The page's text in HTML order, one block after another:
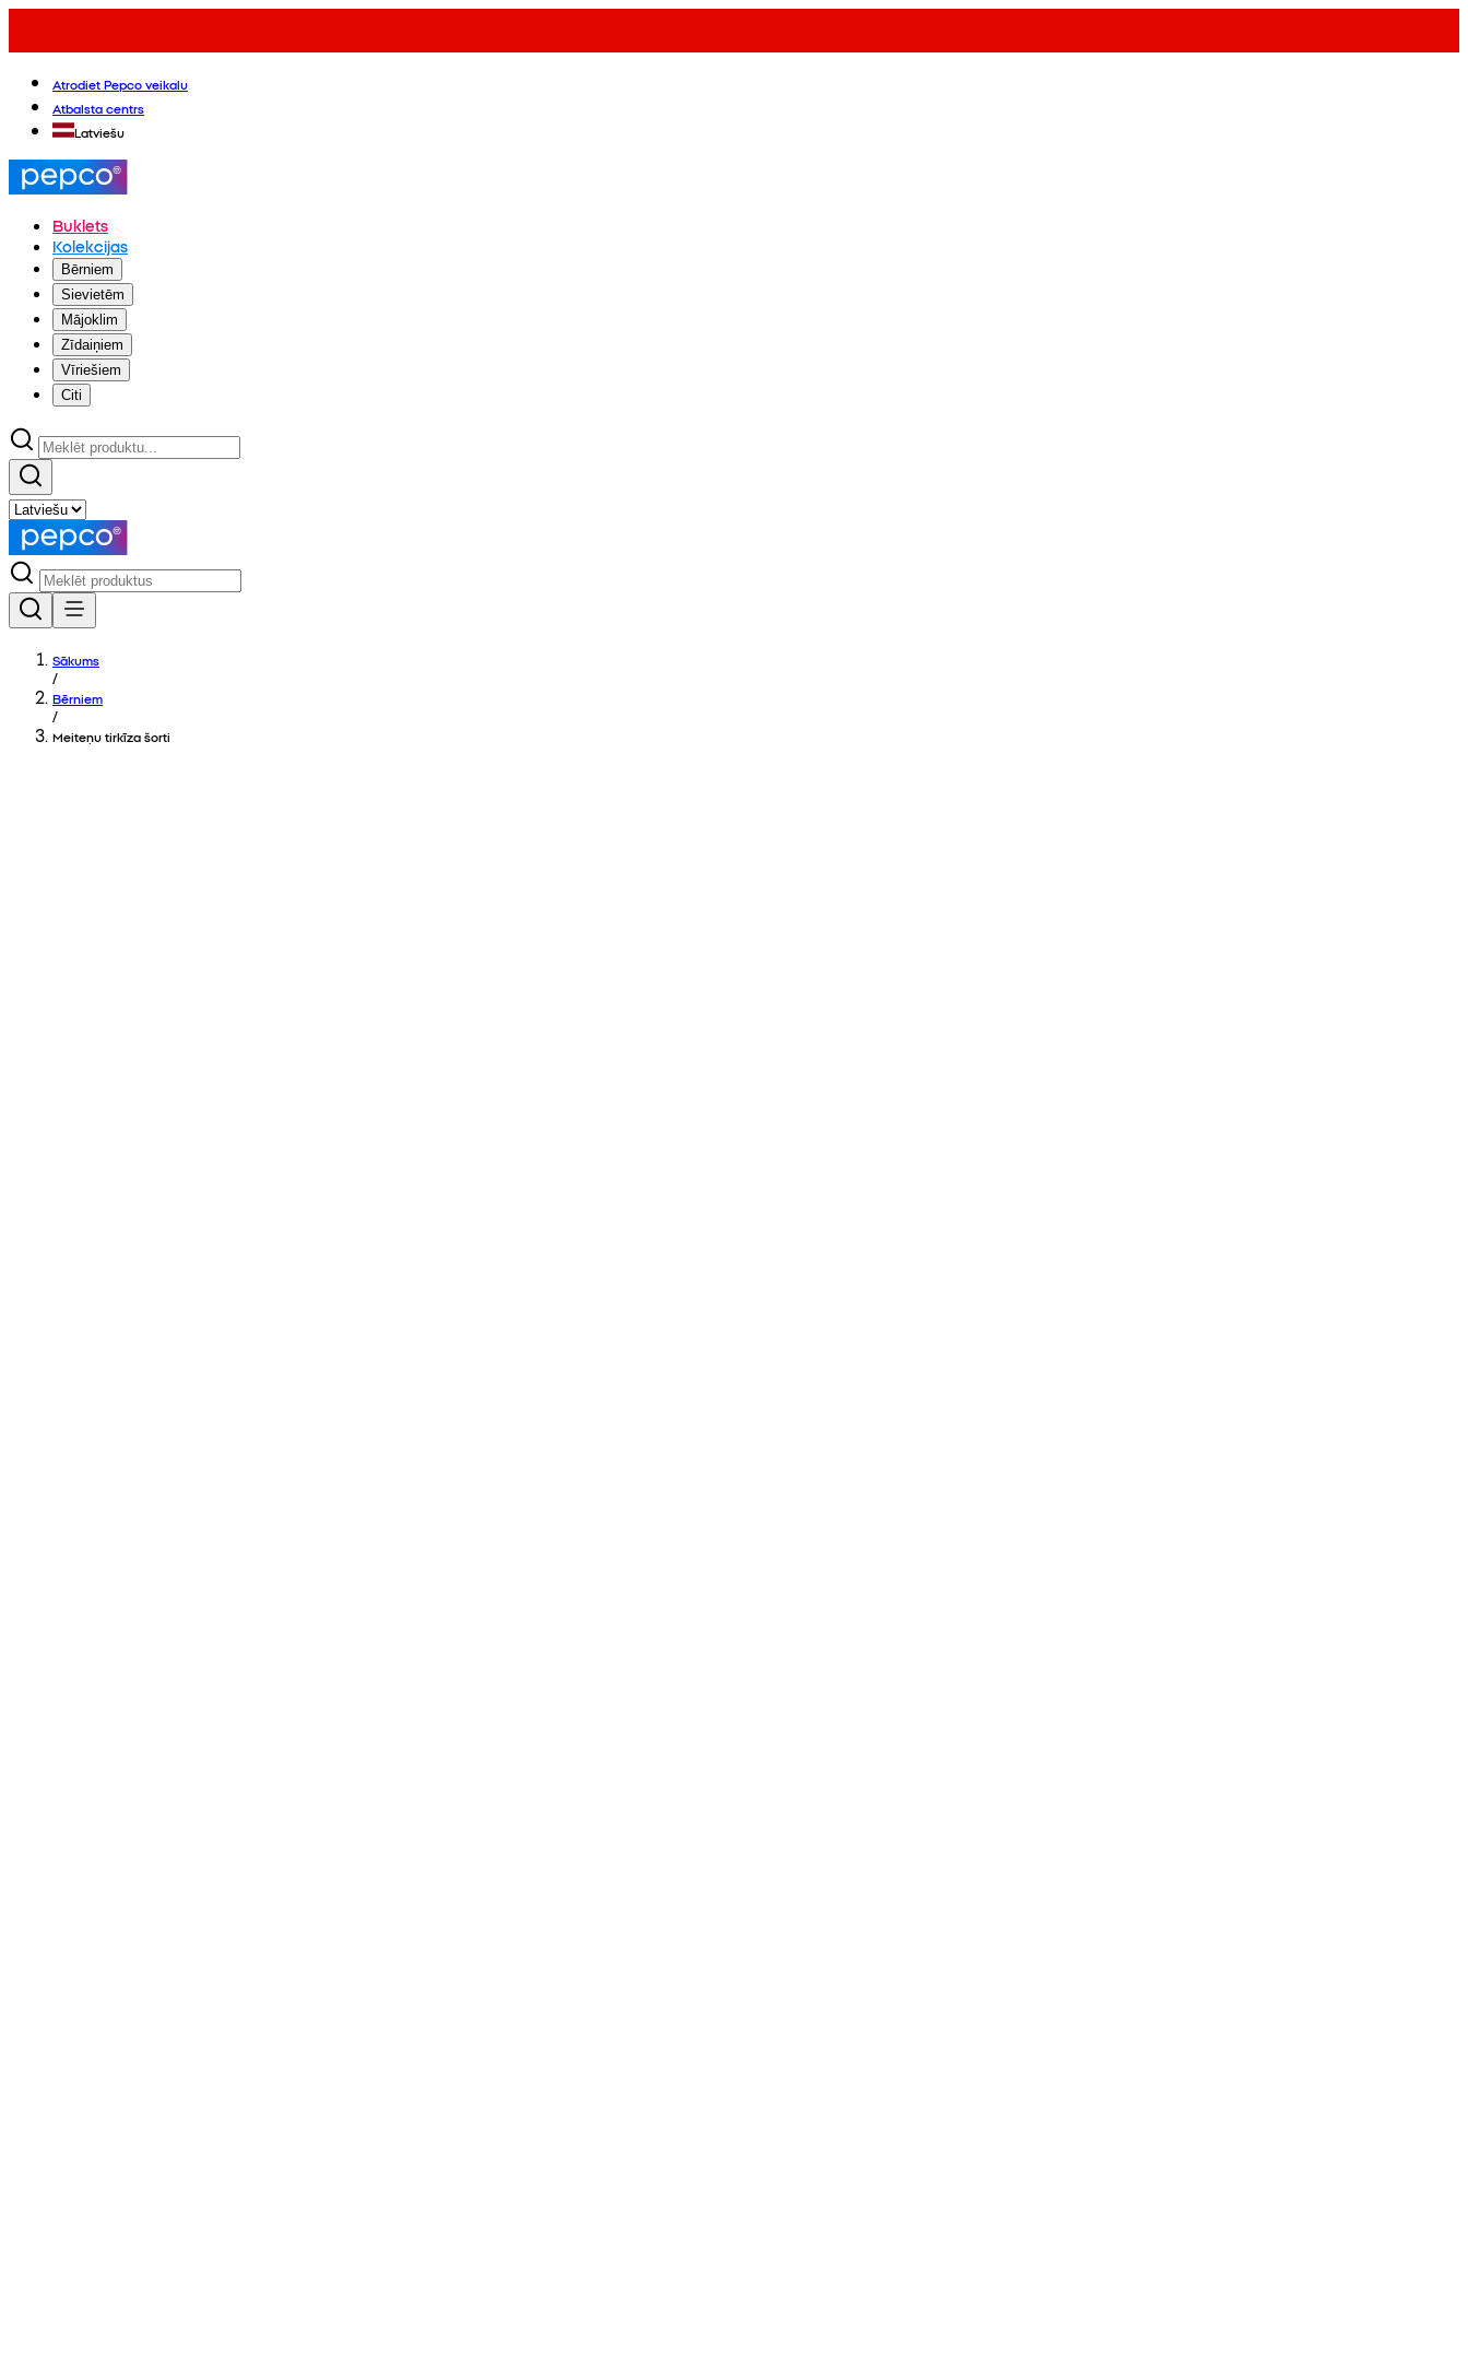
Atrodiet Pepco veikalu
Atbalsta centrs
Latviešu
Buklets
Kolekcijas
Bērniem
Sievietēm
Mājoklim
Zīdaiņiem
Vīriešiem
Citi
Sākums
/
Bērniem
/
Meiteņu tirkīza šorti